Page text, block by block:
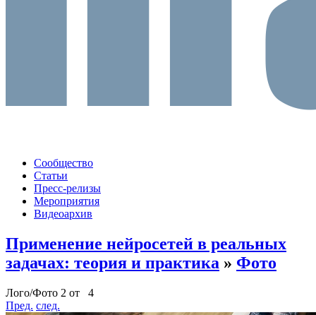
Сообщество
Статьи
Пресс-релизы
Мероприятия
Видеоархив
Применение нейросетей в реальных
задачах: теория и практика » Фото
Лого/Фото 2 от 4
Пред. след.